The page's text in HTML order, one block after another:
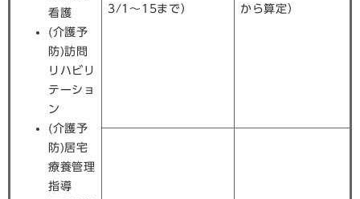
看護
(介護予
防)訪問
リハビリ
テーショ
ン
(介護予
防)居宅
療養管理
指導
3/1～15まで）
から算定）